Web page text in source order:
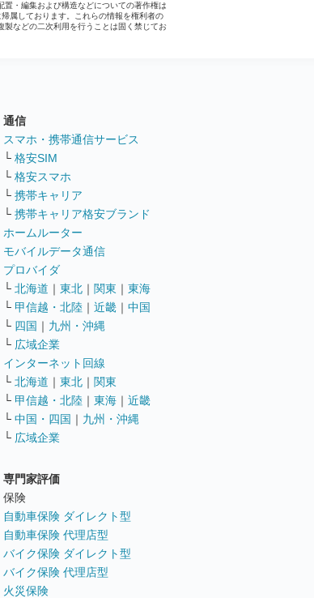
置・編集および構造などについての著作権は
属しております。これらの情報を権利者の
製などの二次利用を行うことは固く禁じてお
通信
スマホ・携帯通信サービス
└ 格安SIM
└ 格安スマホ
└ 携帯キャリア
└ 携帯キャリア格安ブランド
ホームルーター
モバイルデータ通信
プロバイダ
└ 北海道 ｜ 東北 ｜ 関東 ｜ 東海
└ 甲信越・北陸 ｜ 近畿 ｜ 中国
└ 四国 ｜ 九州・沖縄
└ 広域企業
インターネット回線
└ 北海道 ｜ 東北 ｜ 関東
└ 甲信越・北陸 ｜ 東海 ｜ 近畿
└ 中国・四国 ｜ 九州・沖縄
└ 広域企業
専門家評価
保険
自動車保険 ダイレクト型
自動車保険 代理店型
バイク保険 ダイレクト型
バイク保険 代理店型
火災保険